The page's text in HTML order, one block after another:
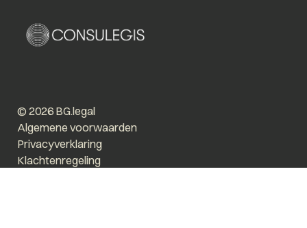
© 2026 BG.legal
Algemene voorwaarden
Privacyverklaring
Klachtenregeling